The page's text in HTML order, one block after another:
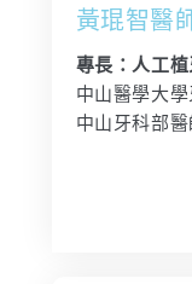
黃琨智醫
專長：人工
中山醫學大
中山牙科部醫